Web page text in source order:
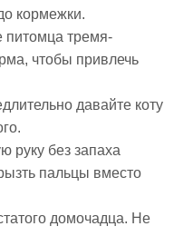
кормежки.
питомца тремя-
чтобы привлечь
давайте коту
руку без запаха
пальцы вместо
домочадца. Не